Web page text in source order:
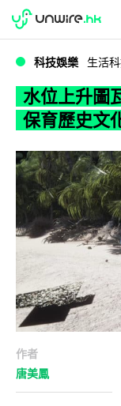
WWDC 2026
科技娛樂 生活
水位上升圖
保育歷史文
作者
唐美鳳